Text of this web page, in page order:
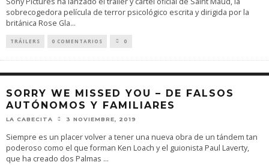
sobrecogedora película de terror psicológico escrita y dirigida por la
británica Rose Gla...
TRÁILERS 0 COMENTARIOS 0
SORRY WE MISSED YOU – DE FALSOS
AUTÓNOMOS Y FAMILIARES
LA CABECITA 3 NOVIEMBRE, 2019
Siempre es un placer volver a tener una nueva obra de un tándem tan
poderoso como el que forman Ken Loach y el guionista Paul Laverty,
que ha creado dos Palmas ...